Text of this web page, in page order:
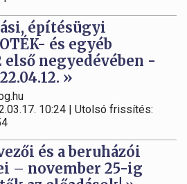
építésügyi
és egyéb
első negyedévében -
»
10:24 | Utolsó frissítés:
és a beruházói
– november 25-ig